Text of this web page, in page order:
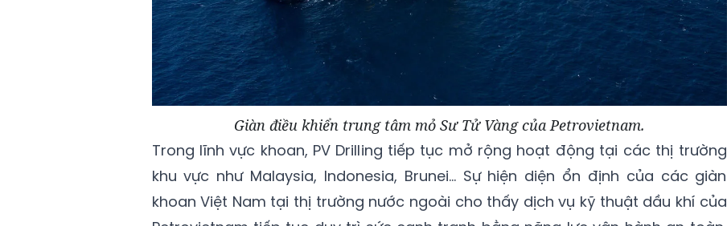
Giàn điều khiển trung tâm mỏ Sư Tử Vàng của Petrovietnam.
Trong lĩnh vực khoan, PV Drilling tiếp tục mở rộng hoạt động tại các thị trường
khu vực như Malaysia, Indonesia, Brunei... Sự hiện diện ổn định của các giàn
khoan Việt Nam tại thị trường nước ngoài cho thấy dịch vụ kỹ thuật dầu khí của